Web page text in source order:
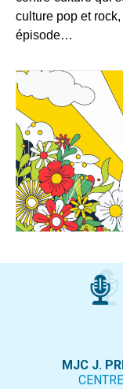
culture pop et
épisode…
MJC J.